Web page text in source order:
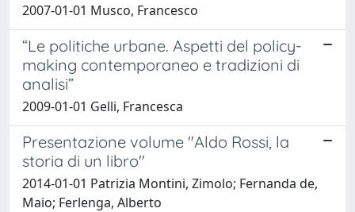
2007-01-01 Musco, Francesco
“Le politiche urbane. Aspetti del policy-
making contemporaneo e tradizioni di
analisi”
2009-01-01 Gelli, Francesca
Presentazione volume "Aldo Rossi, la
storia di un libro"
2014-01-01 Patrizia Montini, Zimolo; Fernanda de,
Maio; Ferlenga, Alberto